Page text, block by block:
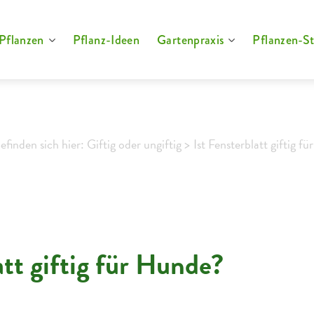
Pflanzen Pflanz-Ideen Gartenpraxis Pflanzen-
sich hier: Giftig oder ungiftig > Ist Fensterblatt giftig
giftig für Hunde?